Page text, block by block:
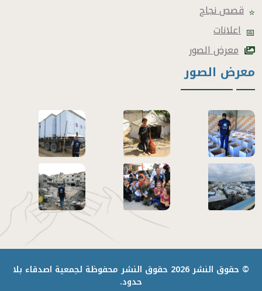
⭐ قصص نجاح
📅 اعلانات
معرض الصور
معرض الصور
© حقوق النشر2026 حقوق النشر محفوظة لجمعية اصدقاء بلا
حدود.